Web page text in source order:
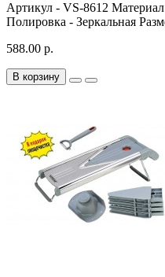
Артикул - VS-8612
Полировка - Зеркальная
588.00 р.
В корзину